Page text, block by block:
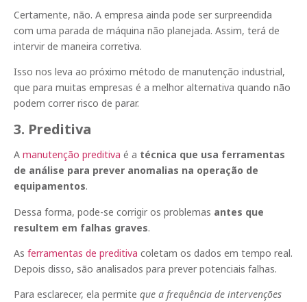
Certamente, não. A empresa ainda pode ser surpreendida
com uma parada de máquina não planejada. Assim, terá de
intervir de maneira corretiva.
Isso nos leva ao próximo método de manutenção industrial,
que para muitas empresas é a melhor alternativa quando não
podem correr risco de parar.
3. Preditiva
A manutenção preditiva é a técnica que usa ferramentas
de análise para prever anomalias na operação de
equipamentos.
Dessa forma, pode-se corrigir os problemas antes que
resultem em falhas graves.
As ferramentas de preditiva coletam os dados em tempo real.
Depois disso, são analisados para prever potenciais falhas.
Para esclarecer, ela permite que a frequência de intervenções